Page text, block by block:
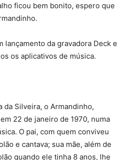
ficou bem bonito, espero que
lançamento da gravadora Deck e
os aplicativos de música.
da Silveira, o Armandinho,
22 de janeiro de 1970, numa
O pai, com quem conviveu
e cantava; sua mãe, além de
quando ele tinha 8 anos, lhe